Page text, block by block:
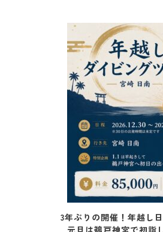
3年ぶりの開催！年越し
元旦は鵜戸神宮で初詣